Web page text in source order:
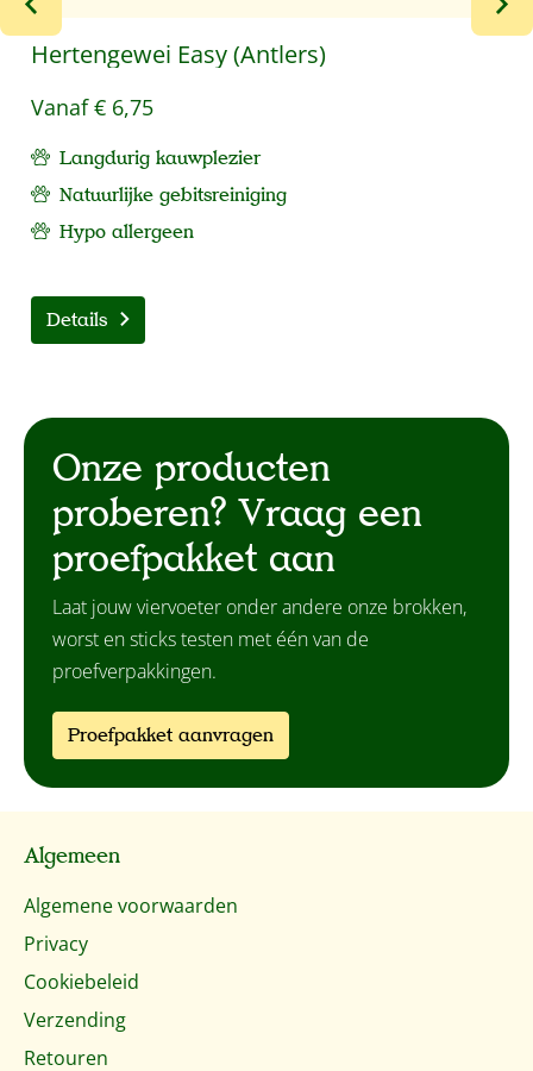
Hertengewei Easy (Antlers)
Vanaf€ 6,75
Langdurig kauwplezier
Natuurlijke gebitsreiniging
Hypo allergeen
Details
Onze producten
proberen? Vraag een
proefpakket aan
Laat jouw viervoeter onder andere onze brokken,
worst en sticks testen met één van de
proefverpakkingen.
Proefpakket aanvragen
Algemeen
Algemene voorwaarden
Privacy
Cookiebeleid
Verzending
Retouren